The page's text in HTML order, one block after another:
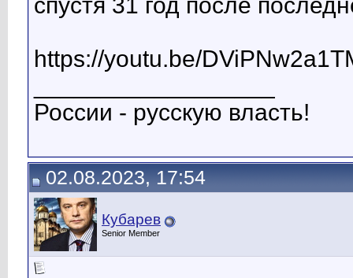
спустя 31 год после
https://youtu.be/
России - русскую власть!
02.08.2023, 17:54
Кубарев
Senior Member